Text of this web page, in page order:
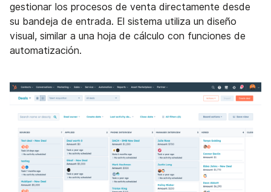
gestionar los procesos de venta directamente desde
su bandeja de entrada. El sistema utiliza un diseño
visual, similar a una hoja de cálculo con funciones de
automatización.